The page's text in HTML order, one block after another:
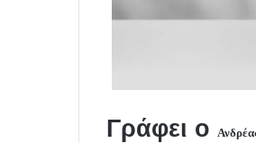
Γράφει ο